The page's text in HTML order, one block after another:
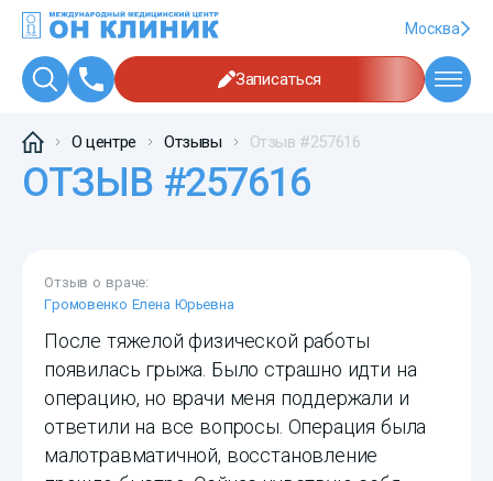
Москва
Записаться
О центре Отзывы Отзыв #257616
ОТЗЫВ #257616
Отзыв о враче:
Громовенко Елена Юрьевна
После тяжелой физической работы
появилась грыжа. Было страшно идти на
операцию, но врачи меня поддержали и
ответили на все вопросы. Операция была
малотравматичной, восстановление